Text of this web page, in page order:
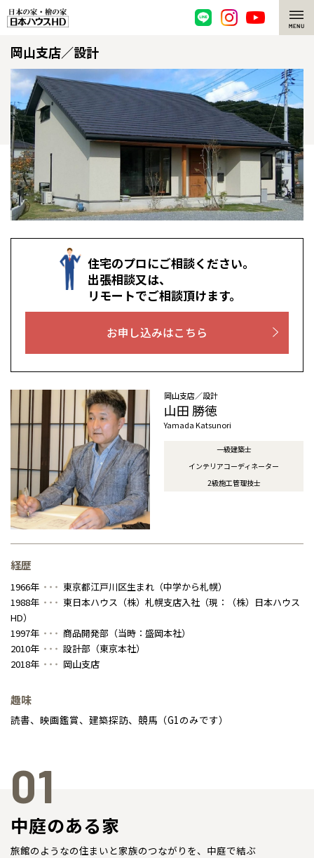
脱炭素・檜の家
環境にやさしい、脱炭素社会の住宅
檜・木造住宅
耐震構造
高耐久住宅
エネルギー自給自足
直営工事
1メーターモジュール
冷暖房標準装備
24時間対応コールセンター
デザイン賞各種受賞
セントラルヒーティング
選ばれる理由
檜の魅力
檜の魅力 トップ
檜と日本人
知られざる檜の効果・作用
檜の住まいデザイン
注文住宅
注文住宅 トップ
クレステージ
外観・インテリア集
WEB住宅展示場
暮らし方提案
住まいのコラム
住まいのお手入れ集
施工事例
リフォーム トップ
リフォームメニュー
リフォームの流れ
介護保険利用で快適リフォーム
賃貸併用住宅のメリット
安心のサポートシステム
商品紹介
展示場案内
分譲マンション
分譲マンション トップ
ワザックとは
高い信頼性
安心の管理体制
トランクルーム
会社情報
会社情報 トップ
ニュースリリース
企業理念
会社概要
事業部紹介
IR情報
木材調達指針
CMギャラリー
採用情報
お問い合わせ
会員サイト
岡山支店／設計
住宅のプロにご相談ください。
出張相談又は、
リモートでご相談頂けます。
お申し込みはこちら
岡山支店／設計
山田 勝徳
Yamada Katsunori
一級建築士
インテリアコーディネーター
2級施工管理技士
経歴
1966年
東京都江戸川区生まれ（中学から札幌）
1988年
東日本ハウス（株）札幌支店入社（現：（株）日本ハウス
HD）
1997年
商品開発部（当時：盛岡本社）
2010年
設計部（東京本社）
2018年
岡山支店
趣味
読書、映画鑑賞、建築探訪、競馬（G1のみです）
01
中庭のある家
旅館のようなの住まいと家族のつながりを、中庭で結ぶ